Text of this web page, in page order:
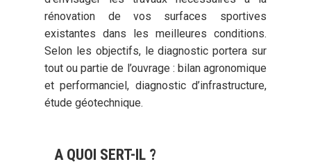
rénovation de vos surfaces sportives
existantes dans les meilleures conditions.
Selon les objectifs, le diagnostic portera sur
tout ou partie de l’ouvrage : bilan agronomique
et performanciel, diagnostic d’infrastructure,
étude géotechnique.
A QUOI SERT-IL ?